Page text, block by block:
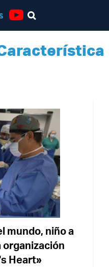
mundo, niño a
organización
Heart»